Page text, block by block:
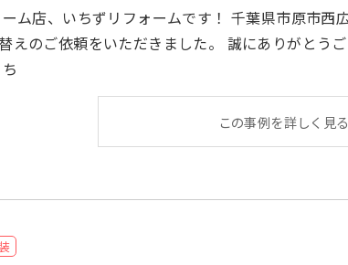
きました。 誠にありがとうございます！ 屋根
々ありました こち
この事例を詳しく見る